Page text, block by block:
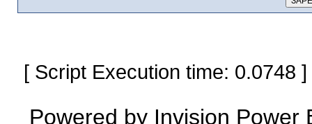
[ Script Execution time:
Powered by Invision Power